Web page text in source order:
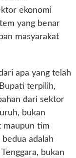
ekonomi
yang benar
masyarakat
apa yang telah
terpilih,
dari sektor
bukan
maupun tim
adalah
bukan